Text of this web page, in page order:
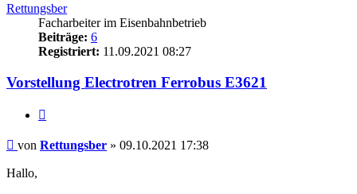
Rettungsber
Facharbeiter im Eisenbahnbetrieb
Beiträge: 6
Registriert: 11.09.2021 08:27
Vorstellung Electrotren Ferrobus E3621
Beitrag
von Rettungsber » 09.10.2021 17:38
Hallo,